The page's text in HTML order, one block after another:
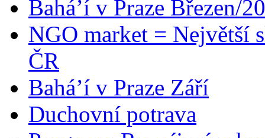
Bahá’í v Praze Březen/
NGO market = Největší
ČR
Bahá’í v Praze Září
Duchovní potrava